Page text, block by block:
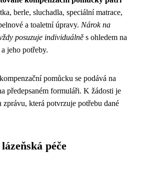
berle, sluchadla, speciální matrace,
a toaletní úpravy. Nárok na
posuzuje individuálně s ohledem na
jeho potřeby.
pomůcku se podává na
předepsaném formuláři. K žádosti je
která potvrzuje potřebu dané
péče